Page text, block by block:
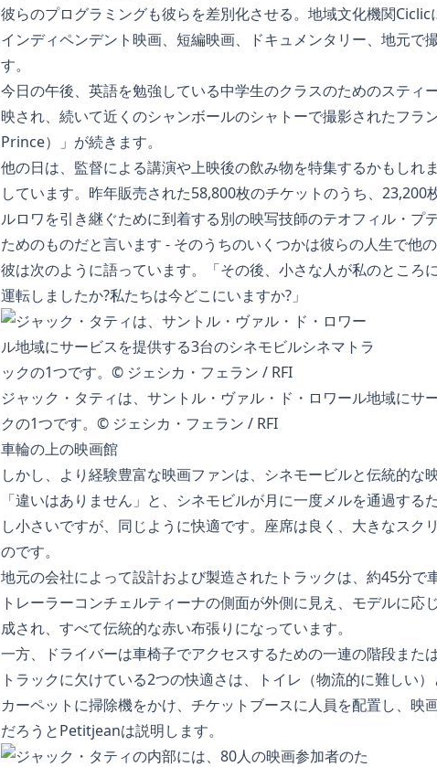
彼らのプログラミングも彼らを差別化させる。地域文化機関Ciclic
インディペンデント映画、短編映画、ドキュメンタリー、地元で
す。
今日の午後、英語を勉強している中学生のクラスのためのスティ
映され、続いて近くのシャンボールのシャトーで撮影されたフ
Prince）」が続きます。
他の日は、監督による講演や上映後の飲み物を特集するかもしれ
しています。昨年販売された58,800枚のチケットのうち、23,200
ルロワを引き継ぐために到着する別の映写技師のテオフィル・プ
ためのものだと言います - そのうちのいくつかは彼らの人生で他
彼は次のように語っています。「その後、小さな人が私のところ
運転しましたか?私たちは今どこにいますか?」
ジャック・タティは、サントル・ヴァル・ド・ロワール地域にサ
クの1つです。© ジェシカ・フェラン / RFI
車輪の上の映画館
しかし、より経験豊富な映画ファンは、シネモービルと伝統的な
「違いはありません」と、シネモビルが月に一度メルを通過す
し小さいですが、同じように快適です。座席は良く、大きなスク
のです。
地元の会社によって設計および製造されたトラックは、約45分で
トレーラーコンチェルティーナの側面が外側に見え、モデルに
成され、すべて伝統的な赤い布張りになっています。
一方、ドライバーは車椅子でアクセスするための一連の階段また
トラックに欠けている2つの快適さは、トイレ（物流的に難しい
カーペットに掃除機をかけ、チケットブースに人員を配置し、映
だろうとPetitjeanは説明します。